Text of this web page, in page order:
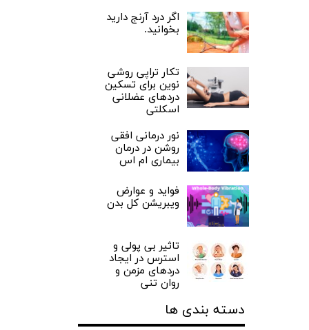
اگر درد آرنج دارید
بخوانید.
تکار تراپی روشی
نوین برای تسکین
دردهای عضلانی
اسکلتی
نور درمانی افقی
روشن در درمان
بیماری ام اس
فواید و عوارض
ویبریشن کل بدن
تاثیر بی پولی و
استرس در ایجاد
دردهای مزمن و
روان تنی
دسته بندی ها